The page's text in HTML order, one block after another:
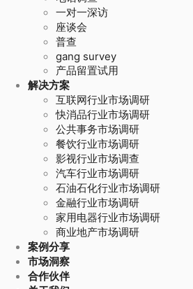
一对一深访
座谈会
普查
gang survey
产品留置试用
解决方案
互联网行业市场调研
快消品行业市场调研
公共事务市场调研
餐饮行业市场调研
影视行业市场调查
汽车行业市场调研
石油石化行业市场调研
金融行业市场调研
家用电器行业市场调研
商业地产市场调研
案例分享
市场洞察
合作伙伴
•社会稳定性风